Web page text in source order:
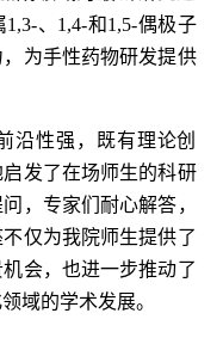
、1,4-和1,5-偶极子
为手性药物研发提供
沿性强，既有理论创
发了在场师生的科研
，专家们耐心解答，
仅为我院师生提供了
会，也进一步推动了
域的学术发展。